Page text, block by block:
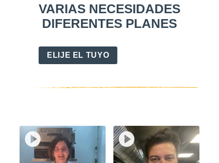
VARIAS NECESIDADES
DIFERENTES PLANES
ELIJE EL TUYO